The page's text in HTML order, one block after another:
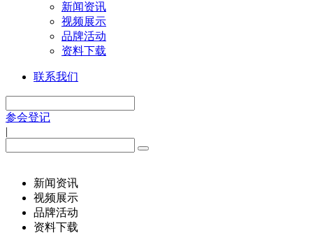
新闻资讯
视频展示
品牌活动
资料下载
联系我们
参会登记
|
新闻资讯
视频展示
品牌活动
资料下载